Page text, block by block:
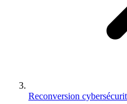
Reconversion